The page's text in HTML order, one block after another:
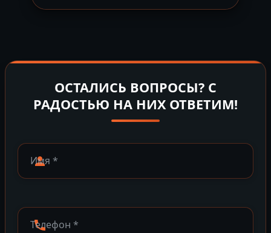
ОСТАЛИСЬ ВОПРОСЫ? С
РАДОСТЬЮ НА НИХ ОТВЕТИМ!